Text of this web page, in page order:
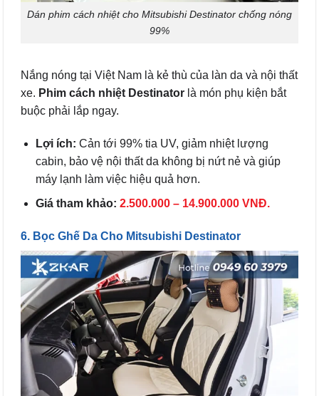
Dán phim cách nhiệt cho Mitsubishi Destinator chống nóng
99%
Nắng nóng tại Việt Nam là kẻ thù của làn da và nội thất
xe. Phim cách nhiệt Destinator là món phụ kiện bắt
buộc phải lắp ngay.
Lợi ích: Cản tới 99% tia UV, giảm nhiệt lượng
cabin, bảo vệ nội thất da không bị nứt nẻ và giúp
máy lạnh làm việc hiệu quả hơn.
Giá tham khảo: 2.500.000 – 14.900.000 VNĐ.
6. Bọc Ghế Da Cho Mitsubishi Destinator